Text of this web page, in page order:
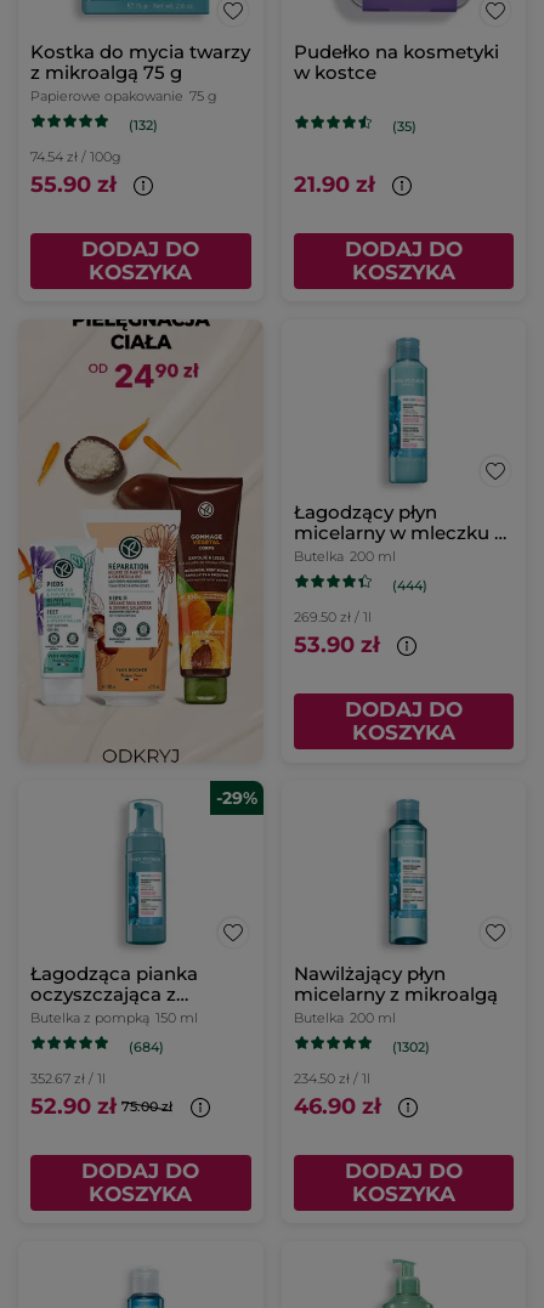
Kostka do mycia twarzy
z mikroalgą 75 g
Papierowe opakowanie 75 g
(132)
74.54 zł / 100g
55.90 zł
DODAJ DO
KOSZYKA
Pudełko na kosmetyki
w kostce
(35)
21.90 zł
DODAJ DO
KOSZYKA
Łagodzący płyn
micelarny w mleczku z
mikroalgą 200 ml
Butelka 200 ml
(444)
269.50 zł / 1l
53.90 zł
DODAJ DO
KOSZYKA
-29%
Łagodząca pianka
oczyszczająca z
mikroalgą 150 ml
Butelka z pompką 150 ml
(684)
352.67 zł / 1l
52.90 zł 75.00 zł
DODAJ DO
KOSZYKA
Nawilżający płyn
micelarny z mikroalgą
Butelka 200 ml
(1302)
234.50 zł / 1l
46.90 zł
DODAJ DO
KOSZYKA